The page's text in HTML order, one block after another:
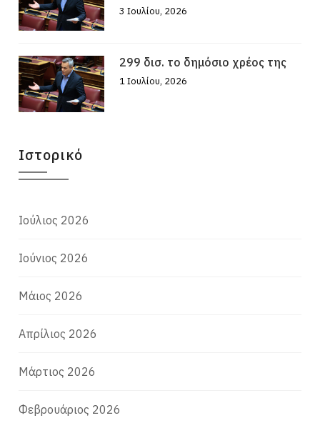
3 Ιουλίου, 2026
299 δισ. το δημόσιο χρέος της
1 Ιουλίου, 2026
Ιστορικό
Ιούλιος 2026
Ιούνιος 2026
Μάιος 2026
Απρίλιος 2026
Μάρτιος 2026
Φεβρουάριος 2026